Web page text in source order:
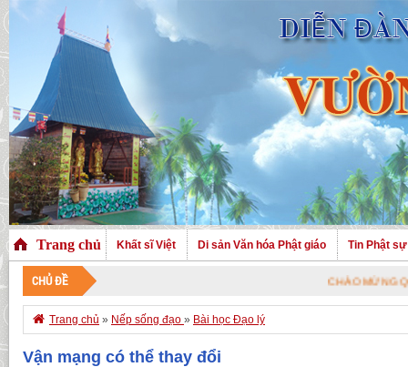
Trang chủ Khất sĩ Việt Di sản Văn hóa Phật giáo Tin Phật sự
CHỦ ĐỀ CHÀO MỪNG QUÝ VỊ ĐÃ
 Trang chủ » Nếp sống đạo » Bài học Đạo lý
Vận mạng có thể thay đổi